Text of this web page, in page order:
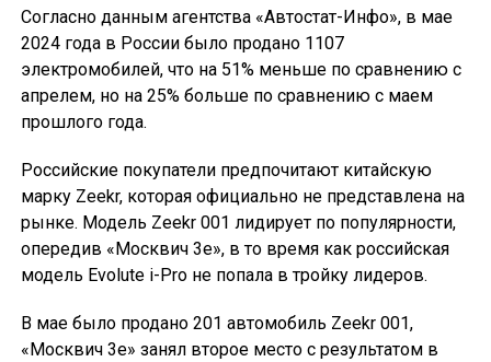
Согласно данным агентства «Автостат-Инфо», в мае
2024 года в России было продано 1107
электромобилей, что на 51% меньше по сравнению с
апрелем, но на 25% больше по сравнению с маем
прошлого года.
Российские покупатели предпочитают китайскую
марку Zeekr, которая официально не представлена на
рынке. Модель Zeekr 001 лидирует по популярности,
опередив «Москвич 3е», в то время как российская
модель Evolute i-Pro не попала в тройку лидеров.
В мае было продано 201 автомобиль Zeekr 001,
«Москвич 3e» занял второе место с результатом в